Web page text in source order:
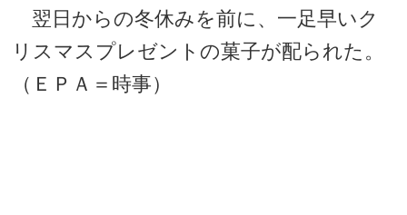
翌日からの冬休みを前に、一足早いク
リスマスプレゼントの菓子が配られた。
（ＥＰＡ＝時事）